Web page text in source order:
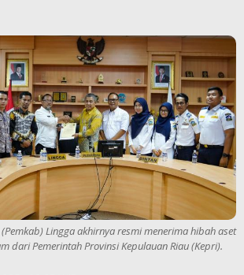
Lingga akhirnya resmi menerima hibah aset
dari Pemerintah Provinsi Kepulauan Riau (Kepri).